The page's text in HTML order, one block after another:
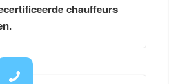
chauffeurs